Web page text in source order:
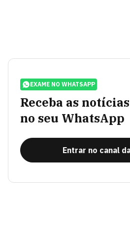
EXAME NO WHATSAPP
Receba as
no seu WhatsApp
Entrar no canal